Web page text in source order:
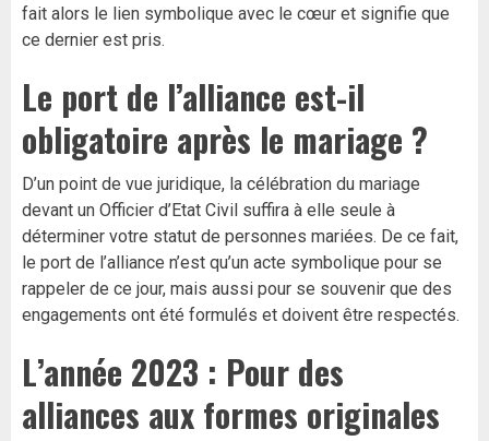
fait alors le lien symbolique avec le cœur et signifie que
ce dernier est pris.
Le port de l’alliance est-il
obligatoire après le mariage ?
D’un point de vue juridique, la célébration du mariage
devant un Officier d’Etat Civil suffira à elle seule à
déterminer votre statut de personnes mariées. De ce fait,
le port de l’alliance n’est qu’un acte symbolique pour se
rappeler de ce jour, mais aussi pour se souvenir que des
engagements ont été formulés et doivent être respectés.
L’année 2023 : Pour des
alliances aux formes originales